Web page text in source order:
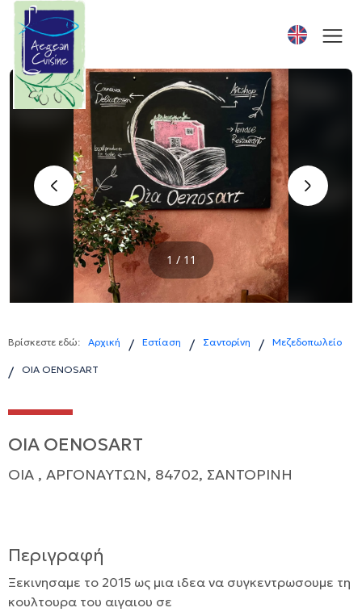
‹ ›
1 / 11
Βρίσκεστε εδώ: Αρχική / Εστίαση / Σαντορίνη / Μεζεδοπωλείο
/ OIA OENOSART
OIA OENOSART
OIA , ΑΡΓΟΝΑΥΤΩΝ, 84702, ΣΑΝΤΟΡΙΝΗ
Περιγραφή
Ξεκινησαμε το 2015 ως μια ιδεα να συγκεντρωσουμε τη
κουλτουρα του αιγαιου σε